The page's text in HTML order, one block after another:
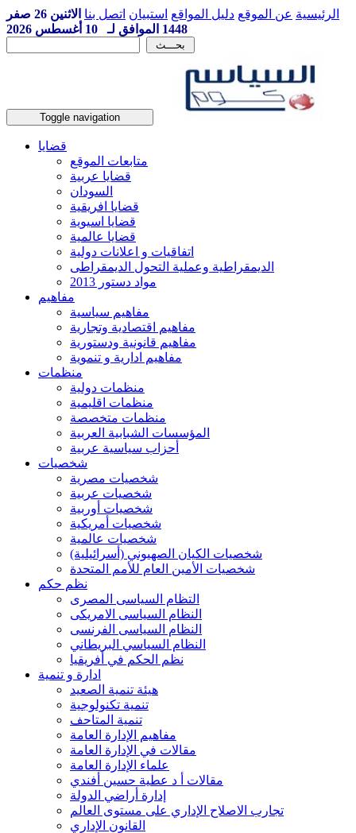
الرئيسية عن الموقع دليل المواقع استبيان اتصل بنا
الاثنين 26 صفر
1448 الموافق لـ 10 أغسطس 2026
Toggle navigation
قضايا
متابعات الموقع
قضايا عربية
السودان
قضايا افريقية
قضايا اسيوية
قضايا عالمية
اتفاقيات و اعلانات دولية
الديمقراطية وعملية التحول الديمقراطى
مواد دستور 2013
مفاهيم
مفاهيم سياسية
مفاهيم اقتصادية وتجارية
مفاهيم قانونية ودستورية
مفاهيم ادارية و تنموية
منظمات
منظمات دولية
منظمات اقليمية
منظمات متخصصة
المؤسسات الشبابية العربية
أحزاب سياسية عربية
شخصيات
شخصيات مصرية
شخصيات عربية
شخصيات أوربية
شخصيات أمريكية
شخصيات عالمية
شخصيات الكيان الصهيوني (أسرائيلية)
شخصيات الأمين العام للأمم المتحدة
نظم حكم
التظام السياسى المصرى
النظام السياسى الامريكى
النظام السياسى الفرنسى
النظام السياسي البريطاني
نظم الحكم في أفريقيا
ادارة و تنمية
هيئة تنمية الصعيد
تنمية تكنولوجية
تنمية المتاحف
مفاهيم الإدارة العامة
مقالات في الإدارة العامة
علماء الإدارة العامة
مقالات أ د عطية حسين أفندي
إدارة أراضي الدولة
تجارب الاصلاح الإداري على مستوى العالم
القانون الإداري